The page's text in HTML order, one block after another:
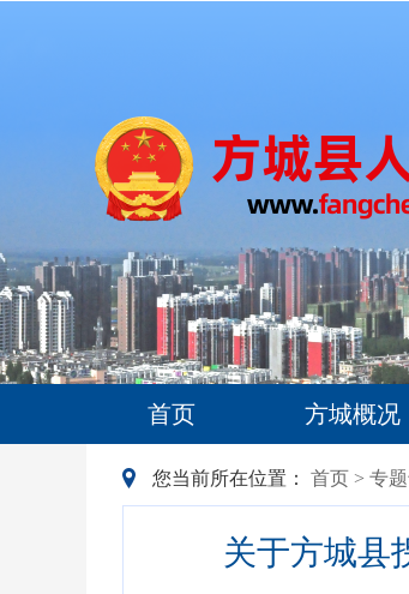
首页 方城概况
您当前所在位置： 首页 > 专
关于方城县